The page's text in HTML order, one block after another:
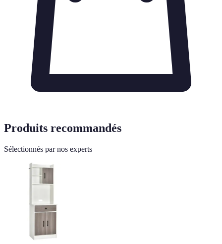
Produits recommandés
Sélectionnés par nos experts